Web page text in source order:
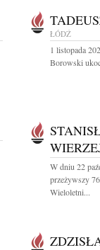
ŁÓDŹ
1 listopada
Borowski
W dniu 22
przeżywszy
Wieloletni...